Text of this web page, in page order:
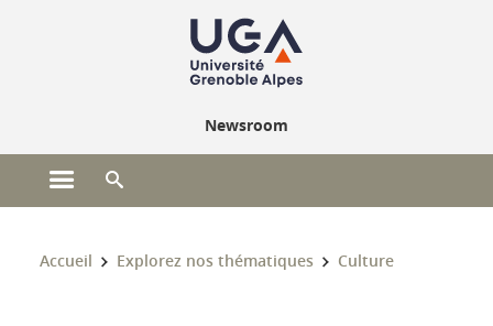
Newsroom
Ouvrir le menu principal
Vous êtes ici :
Accueil Explorez nos thématiques Culture